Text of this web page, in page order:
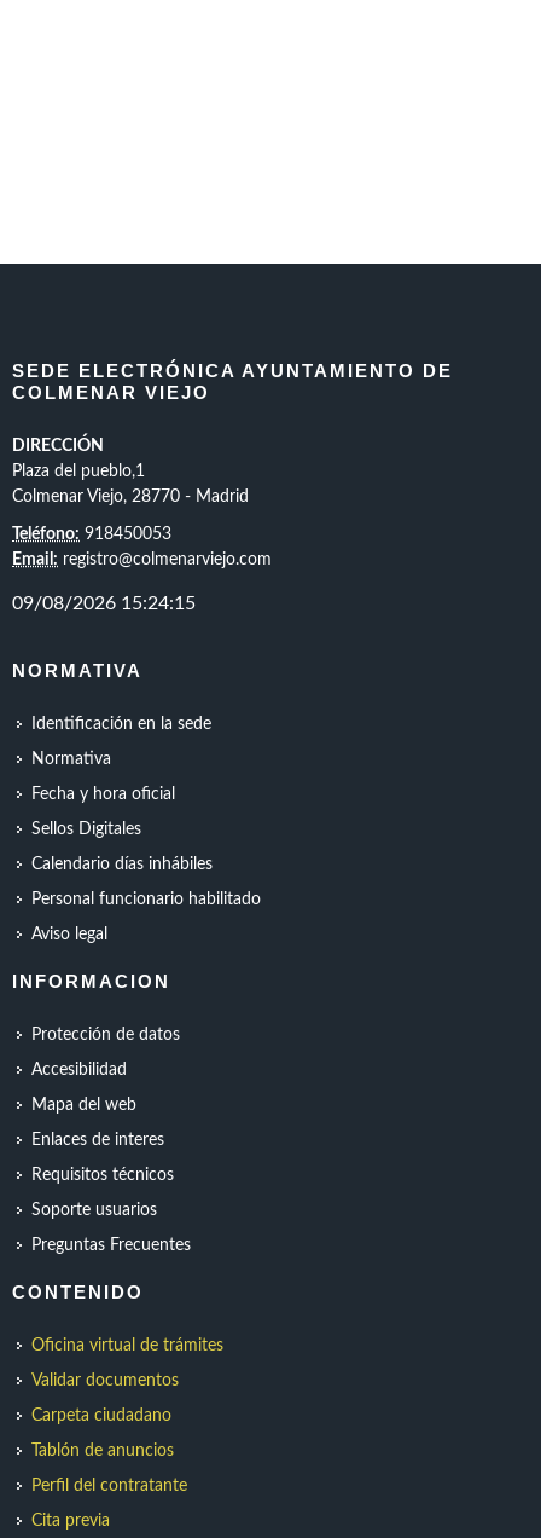
SEDE ELECTRÓNICA AYUNTAMIENTO DE
COLMENAR VIEJO
DIRECCIÓN
Plaza del pueblo,1
Colmenar Viejo, 28770 - Madrid
Teléfono: 918450053
Email: registro@colmenarviejo.com
NORMATIVA
Identificación en la sede
Normativa
Fecha y hora oficial
Sellos Digitales
Calendario días inhábiles
Personal funcionario habilitado
Aviso legal
INFORMACION
Protección de datos
Accesibilidad
Mapa del web
Enlaces de interes
Requisitos técnicos
Soporte usuarios
Preguntas Frecuentes
CONTENIDO
Oficina virtual de trámites
Validar documentos
Carpeta ciudadano
Tablón de anuncios
Perfil del contratante
Cita previa